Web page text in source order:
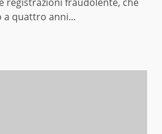
a quattro anni...